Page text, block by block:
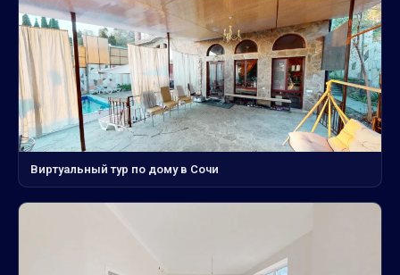
Виртуальный тур по дому в Сочи